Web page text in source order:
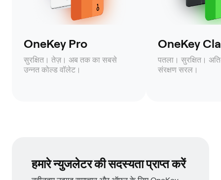
OneKey Pro
सुरक्षित। तेज़। अब तक का सबसे
उन्नत कोल्ड वॉलेट।
OneKey
पतला। सुरक्षित।
संरक्षण सरल।
हमारे न्युजलेटर की सदस्यता प्राप्त करें